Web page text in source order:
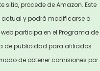
sitio, procede de Amazon. Este
actual y podrá modificarse o
participa en el Programa de
de publicidad para afiliados
de obtener comisiones por